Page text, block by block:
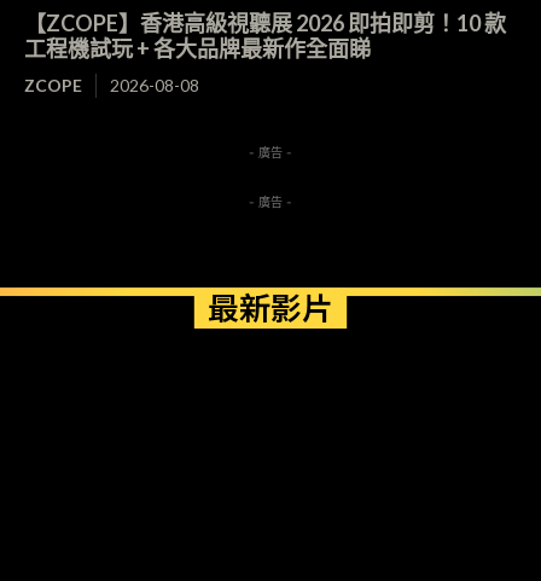
【ZCOPE】香港高級視聽展 2026 即拍即剪！10 款
工程機試玩 + 各大品牌最新作全面睇
ZCOPE 2026-08-08
- 廣告 -
- 廣告 -
最新影片